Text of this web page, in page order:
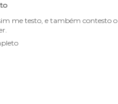
me testo, e também contesto o